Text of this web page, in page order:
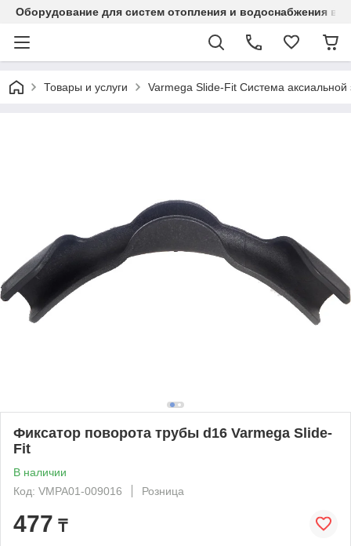
Оборудование для систем отопления и водоснабжения в
Товары и услуги Varmega Slide-Fit Система аксиальной
Фиксатор поворота трубы d16 Varmega Slide-
Fit
В наличии
Код: VMPA01-009016
Розница
477 ₸